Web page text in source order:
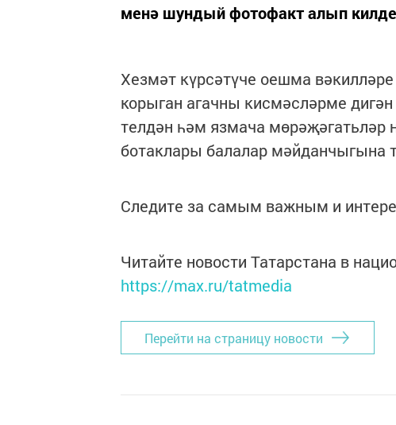
менә шундый фотофакт алып
Хезмәт күрсәтүче оешма
корыган агачны кисмәсләрме
телдән һәм язмача мөрәҗәгатьләр
ботаклары балалар мәйданчыгына
Следите за самым важным и
Читайте новости Татарстана в
https://max.ru/tatmedia
Перейти на страницу новости